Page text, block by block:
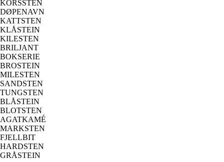
KORSSTEN
DØPENAVN
KATTSTEN
KLÅSTEIN
KILESTEN
BRILJANT
BOKSERIE
BROSTEIN
MILESTEN
SANDSTEN
TUNGSTEN
BLÅSTEIN
BLOTSTEN
AGATKAMÉ
MARKSTEN
FJELLBIT
HARDSTEN
GRÅSTEIN